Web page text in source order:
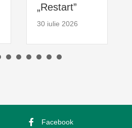
„Restart”
30 iulie 2026
Facebook